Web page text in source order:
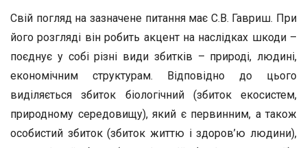
Свій погляд на зазначене питання має С.В. Гавриш. При
його розгляді він робить акцент на наслідках шкоди –
поєднує у собі різні види збитків – природі, людині,
економічним структурам. Відповідно до цього
виділяється збиток біологічний (збиток екосистем,
природному середовищу), який є первинним, а також
особистий збиток (збиток життю і здоров’ю людини),